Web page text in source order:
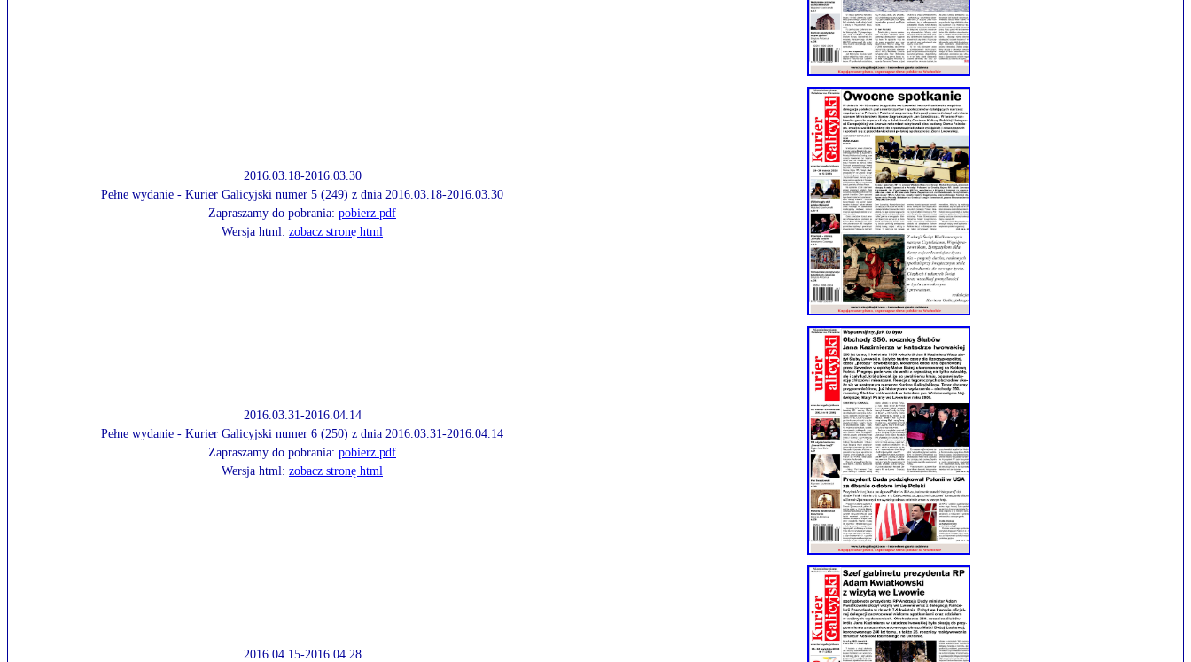
2016.03.18-2016.03.30
Pełne wydanie - Kurier Galicyjski numer 5 (249) z dnia 2016.03.18-2016.03.30
Zapraszamy do pobrania: pobierz pdf
Wersja html: zobacz stronę html
2016.03.31-2016.04.14
Pełne wydanie - Kurier Galicyjski numer 6 (250) z dnia 2016.03.31-2016.04.14
Zapraszamy do pobrania: pobierz pdf
Wersja html: zobacz stronę html
2016.04.15-2016.04.28